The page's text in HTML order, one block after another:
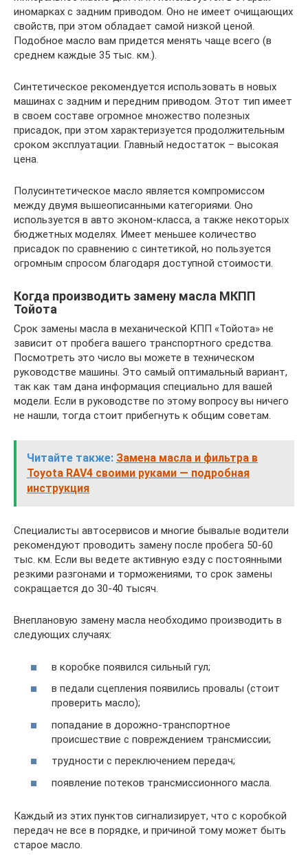
иномарках с задним приводом. Оно не имеет очищающих
свойств, при этом обладает самой низкой ценой.
Подобное масло вам придется менять чаще всего (в
среднем каждые 35 тыс. км.).
Синтетическое рекомендуется использовать в новых
машинах с задним и передним приводом. Этот тип имеет
в своем составе огромное множество полезных
присадок, при этом характеризуется продолжительным
сроком эксплуатации. Главный недостаток – высокая
цена.
Полусинтетическое масло является компромиссом
между двумя вышеописанными категориями. Оно
используется в авто эконом-класса, а также некоторых
бюджетных моделях. Имеет меньшее количество
присадок по сравнению с синтетикой, но пользуется
огромным спросом благодаря доступной стоимости.
Когда производить замену масла МКПП
Тойота
Срок замены масла в механической КПП «Тойота» не
зависит от пробега вашего транспортного средства.
Посмотреть это число вы можете в техническом
руководстве машины. Это самый оптимальный вариант,
так как там дана информация специально для вашей
модели. Если в руководстве по этому вопросу вы ничего
не нашли, тогда стоит прибегнуть к общим советам.
Читайте также: Замена масла и фильтра в
Toyota RAV4 своими руками — подробная
инструкция
Специалисты автосервисов и многие бывалые водители
рекомендуют проводить замену после пробега 50-60
тыс. км. Если вы ведете активную езду с постоянными
резкими разгонами и торможениями, то срок замены
сокращается до 30-40 тысяч.
Внеплановую замену масла необходимо производить в
следующих случаях:
в коробке появился сильный гул;
в педали сцепления появились провалы (стоит
проверить масло);
попадание в дорожно-транспортное
происшествие с повреждением трансмиссии;
трудности с переключением передач;
появление потеков трансмиссионного масла.
Каждый из этих пунктов сигнализирует, что с коробкой
передач не все в порядке, и причиной тому может быть
старое масло.